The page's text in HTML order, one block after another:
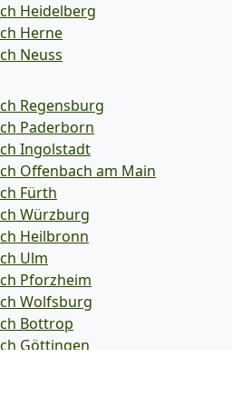
Heidelberg
Herne
Neuss
Regensburg
Paderborn
Ingolstadt
Offenbach am Main
Fürth
Würzburg
Heilbronn
Ulm
Pforzheim
Wolfsburg
Bottrop
Göttingen